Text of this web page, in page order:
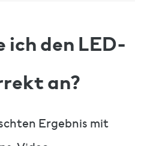
ich den LED-
an?
Ergebnis mit